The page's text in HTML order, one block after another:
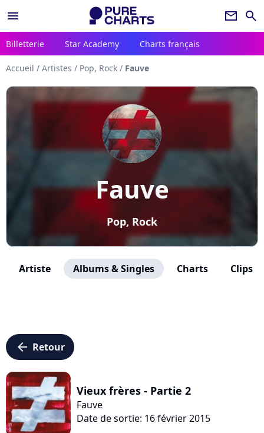
menu newsletter search
Billetterie Star Academy Charts français
Accueil / Artistes / Pop, Rock / Fauve
Fauve
Pop, Rock
Artiste Albums & Singles Charts Clips
arrow_left Retour
Vieux frères - Partie 2
Fauve
Date de sortie: 16 février 2015